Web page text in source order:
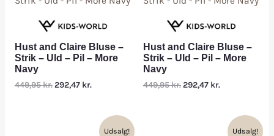
Hust and Claire Bluse –
Strik – Uld – Pil – More
Navy
449,95kr.292,47 kr.
Hust and Claire Bluse –
Strik – Uld – Pil – More
Navy
449,95kr.292,47 kr.
Udsalg! Udsalg!